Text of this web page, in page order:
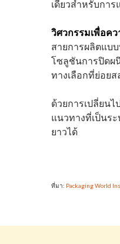
เดียวสำหรับกา
วิศวกรรมเพื่อค
สายการผลิตแบ
โซลูชันการปิดผ
ทางเลือกที่ย่อย
ด้วยการเปลี่ยน
แนวทางที่เป็นร
ยาวได้
ที่มา: Packaging World